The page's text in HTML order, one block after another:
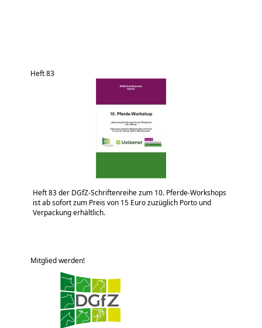
Heft 83
Heft 83 der DGfZ-Schriftenreihe zum 10. Pferde-Workshops
ist ab sofort zum Preis von 15 Euro zuzüglich Porto und
Verpackung erhältlich.
Mitglied werden!